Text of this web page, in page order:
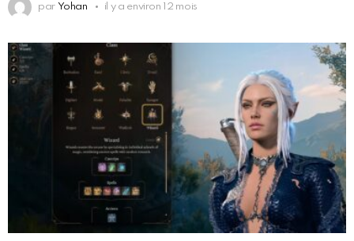
par Yohan il y a environ 12 mois